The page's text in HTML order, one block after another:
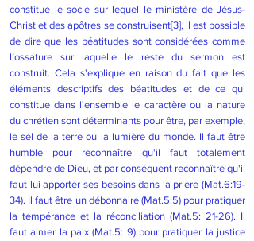
constitue le socle sur lequel le ministère de Jésus-
Christ et des apôtres se construisent[3], il est possible
de dire que les béatitudes sont considérées comme
l’ossature sur laquelle le reste du sermon est
construit. Cela s'explique en raison du fait que les
éléments descriptifs des béatitudes et de ce qui
constitue dans l'ensemble le caractère ou la nature
du chrétien sont déterminants pour être, par exemple,
le sel de la terre ou la lumière du monde. Il faut être
humble pour reconnaître qu'il faut totalement
dépendre de Dieu, et par conséquent reconnaître qu'il
faut lui apporter ses besoins dans la prière (Mat.6:19-
34). Il faut être un débonnaire (Mat.5:5) pour pratiquer
la tempérance et la réconciliation (Mat.5: 21-26). Il
faut aimer la paix (Mat.5: 9) pour pratiquer la justice